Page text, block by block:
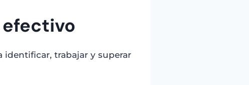
identificar, trabajar y superar